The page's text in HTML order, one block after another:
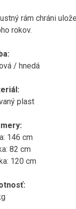
rám chráni
rokov.
/ hnedá
plast
146 cm
82 cm
120 cm